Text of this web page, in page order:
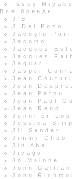
Issey Miyake
Все бренды
J'S
J.Del Pozo
Jacoglu
Jacomo
Jacques
Jacques Fath
Jaguar
Jasper
Jean
Jean
Jean Patou
Jean Paul
Jean Reno
Jennifer
Jessica
Jil Sander
Jimmy Choo
Jin Abe
Jivago
Jo Malone
John
John